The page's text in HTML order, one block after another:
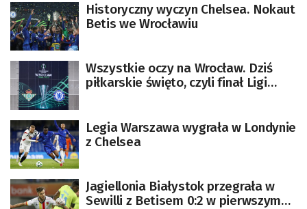
Historyczny wyczyn Chelsea. Nokaut
Betis we Wrocławiu
Wszystkie oczy na Wrocław. Dziś
piłkarskie święto, czyli finał Ligi
Legia Warszawa wygrała w Londynie
z Chelsea
Jagiellonia Białystok przegrała w
Sewilli z Betisem 0:2 w pierwszym